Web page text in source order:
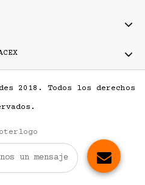
un mensaje
2018. Todos los derechos